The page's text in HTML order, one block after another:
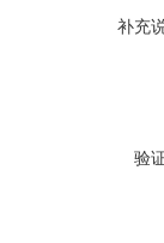
补充
验